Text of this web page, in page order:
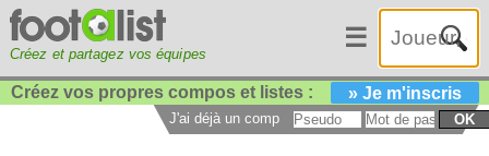
Créez et partagez vos équipes
☰
Créez vos propres compos et listes : » Je m'inscris
J'ai déjà un compte : OK